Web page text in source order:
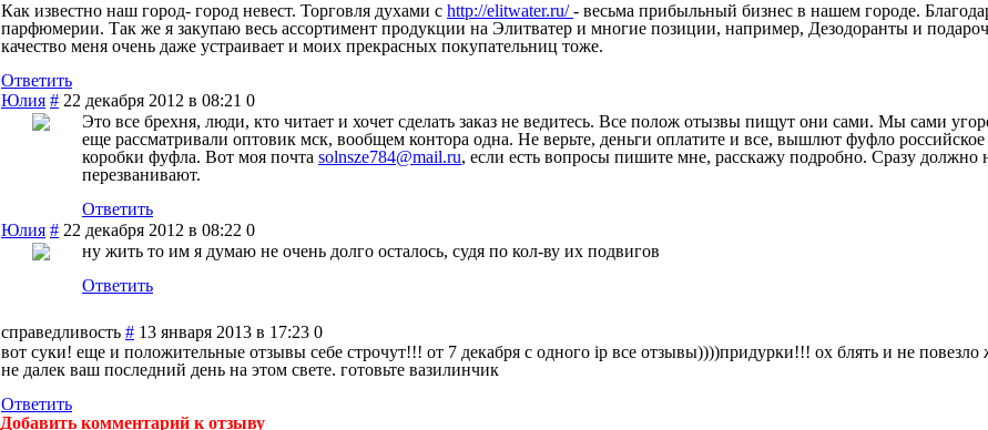
Как известно наш город- город невест. Торговля духами c http://elitwater.ru/- весьма прибыльный бизнес в нашем городе.
парфюмерии. Так же я закупаю весь ассортимент продукции на Элитватер и многие позиции, например, Дезодоранты и
качество меня очень даже устраивает и моих прекрасных покупательниц тоже.
Ответить
Юлия # 22 декабря 2012 в 08:21 0
Это все брехня, люди, кто читает и хочет сделать заказ не ведитесь. Все полож отызвы пищут они сами. Мы сами
еще рассматривали оптовик мск, вообщем контора одна. Не верьте, деньги оплатите и все, вышлют фуфло
коробки фуфла. Вот моя почта solnsze784@mail.ru, если есть вопросы пишите мне, расскажу подробно. Сразу
перезванивают.
Ответить
Юлия # 22 декабря 2012 в 08:22 0
ну жить то им я думаю не очень долго осталось, судя по кол-ву их подвигов
Ответить
справедливость # 13 января 2013 в 17:23 0
вот суки! еще и положительные отзывы себе строчут!!! от 7 декабря с одного ip все отзывы))))придурки!!! ох блять и не
не далек ваш последний день на этом свете. готовьте вазилинчик
Ответить
Добавить комментарий к отзыву